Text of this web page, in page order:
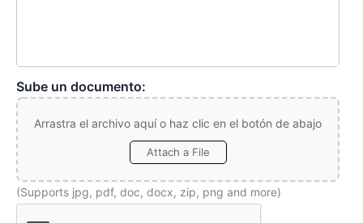
Sube un documento:
Arrastra el archivo aquí o haz clic en el botón de abajo
Attach a File
(Supports jpg, pdf, doc, docx, zip, png and more)